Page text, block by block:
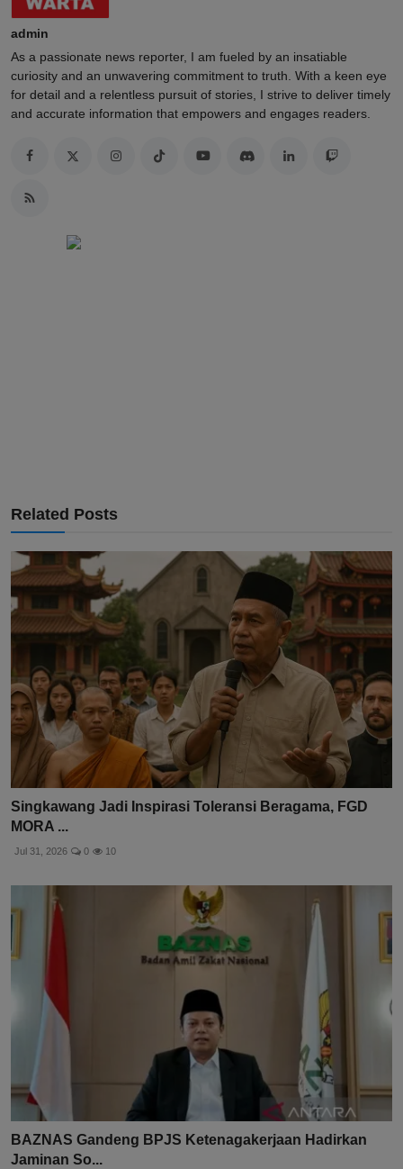
admin
As a passionate news reporter, I am fueled by an insatiable
curiosity and an unwavering commitment to truth. With a keen eye
for detail and a relentless pursuit of stories, I strive to deliver timely
and accurate information that empowers and engages readers.
Related Posts
Singkawang Jadi Inspirasi Toleransi Beragama, FGD
MORA ...
Jul 31, 2026 0 10
BAZNAS Gandeng BPJS Ketenagakerjaan Hadirkan
Jaminan So...